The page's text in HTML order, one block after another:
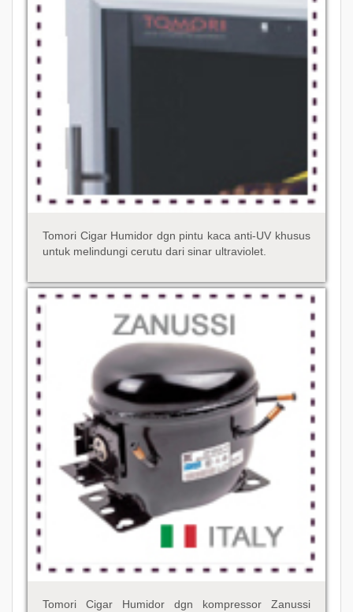
Tomori Cigar Humidor dgn pintu kaca anti-UV khusus
untuk melindungi cerutu dari sinar ultraviolet.
Tomori Cigar Humidor dgn kompressor Zanussi